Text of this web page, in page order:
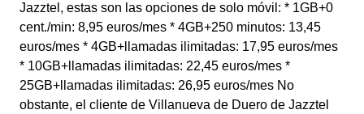
Jazztel, estas son las opciones de solo móvil: * 1GB+0
cent./min: 8,95 euros/mes * 4GB+250 minutos: 13,45
euros/mes * 4GB+llamadas ilimitadas: 17,95 euros/mes
* 10GB+llamadas ilimitadas: 22,45 euros/mes *
25GB+llamadas ilimitadas: 26,95 euros/mes No
obstante, el cliente de Villanueva de Duero de Jazztel